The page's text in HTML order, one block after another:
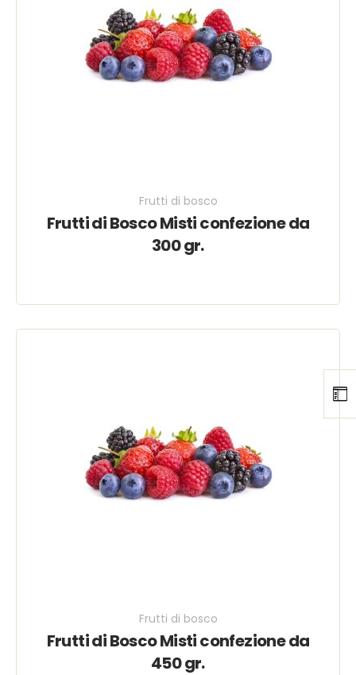
Frutti di bosco
Frutti di Bosco Misti confezione da
300 gr.
Frutti di bosco
Frutti di Bosco Misti confezione da
450 gr.